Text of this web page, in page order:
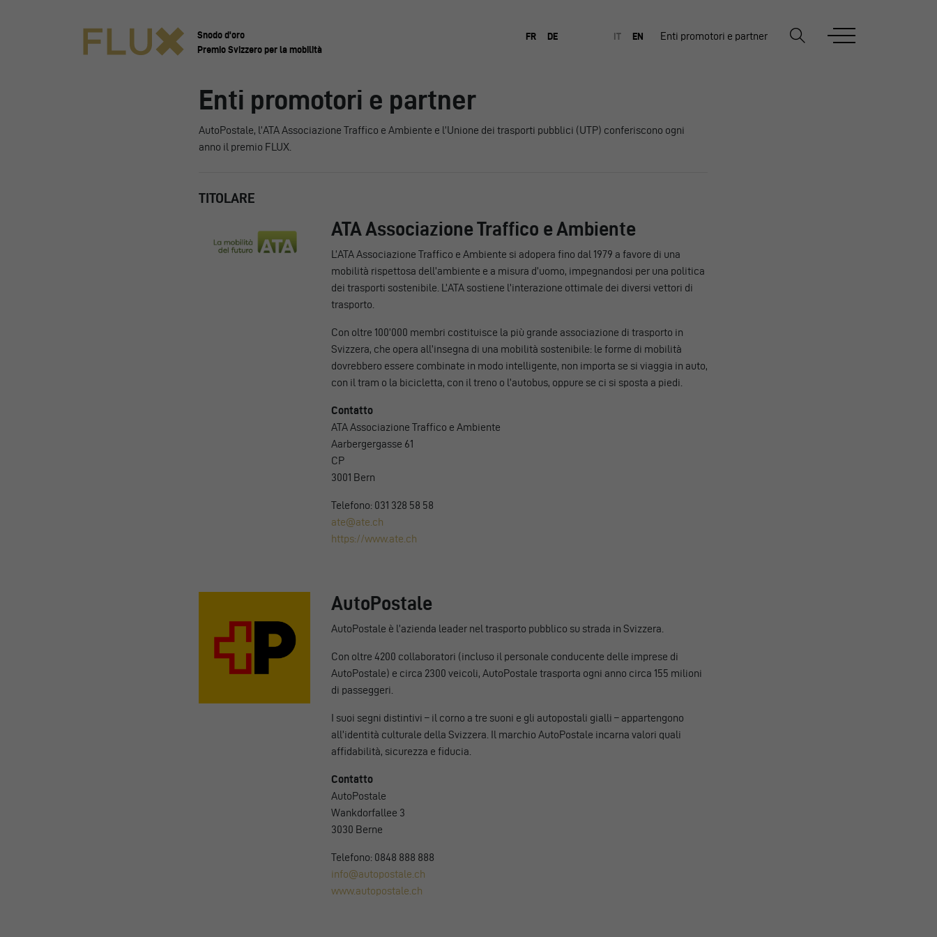
Snodo d'oro
Premio Svizzero per la mobilità
FR DE IT EN Enti promotori e partner
Enti promotori e partner
AutoPostale, l’ATA Associazione Traffico e Ambiente e l’Unione dei trasporti pubblici (UTP) conferiscono ogni
anno il premio FLUX.
TITOLARE
ATA Associazione Traffico e Ambiente
L’ATA Associazione Traffico e Ambiente si adopera fino dal 1979 a favore di una
mobilità rispettosa dell’ambiente e a misura d’uomo, impegnandosi per una politica
dei trasporti sostenibile. L’ATA sostiene l’interazione ottimale dei diversi vettori di
trasporto.
Con oltre 100’000 membri costituisce la più grande associazione di trasporto in
Svizzera, che opera all’insegna di una mobilità sostenibile: le forme di mobilità
dovrebbero essere combinate in modo intelligente, non importa se si viaggia in auto,
con il tram o la bicicletta, con il treno o l’autobus, oppure se ci si sposta a piedi.
Contatto
ATA Associazione Traffico e Ambiente
Aarbergergasse 61
CP
3001 Bern
Telefono: 031 328 58 58
ate@ate.ch
https://www.ate.ch
AutoPostale
AutoPostale è l’azienda leader nel trasporto pubblico su strada in Svizzera.
Con oltre 4200 collaboratori (incluso il personale conducente delle imprese di
AutoPostale) e circa 2300 veicoli, AutoPostale trasporta ogni anno circa 155 milioni
di passeggeri.
I suoi segni distintivi – il corno a tre suoni e gli autopostali gialli – appartengono
all’identità culturale della Svizzera. Il marchio AutoPostale incarna valori quali
affidabilità, sicurezza e fiducia.
Contatto
AutoPostale
Wankdorfallee 3
3030 Berne
Telefono: 0848 888 888
info@autopostale.ch
www.autopostale.ch